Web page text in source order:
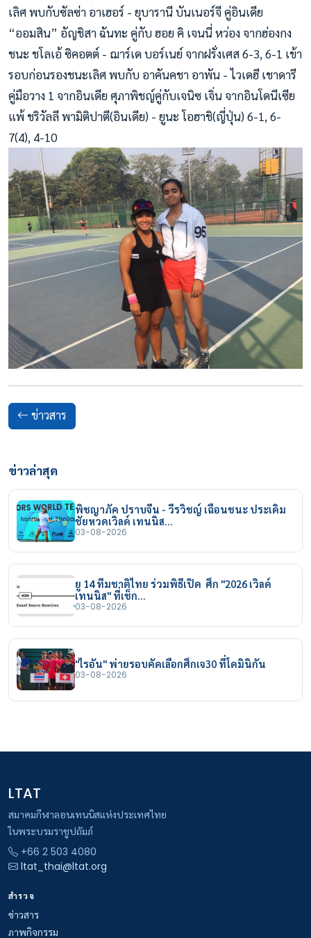
เลิศ พบกับซัลซ่า อาเฮอร์ - ยุบารานี บันเนอร์จี คู่อินเดีย
“ออมสิน” อัญชิสา ฉันทะ คู่กับ ฮอย คิ เจนนี่ หว่อง จากฮ่องกง
ชนะ ชโลเอ้ ซิคอตต์ - ฌาร์เด บอร์เนย์ จากฝรั่งเศส 6-3, 6-1 เข้า
รอบก่อนรองชนะเลิศ พบกับ อาคันคชา อาพัน - ไวเดฮี เชาดารี
คู่มือวาง 1 จากอินเดีย ศุภาพิชญ์คู่กับเจนิซ เจิ่น จากอินโดนีเซีย
แพ้ ชริวัลลี พามิติปาตี(อินเดีย) - ยูนะ โอฮาชิ(ญี่ปุ่น) 6-1, 6-
7(4), 4-10
ข่าวสาร
ข่าวล่าสุด
พิชญาภัค ปราบจีน - วีรวิชญ์ เฉือนชนะ ประเดิม
ชัยหวดเวิลด์ เทนนิส…
03-08-2026
ยู 14 ทีมชาติไทย ร่วมพิธีเปิด ศึก "2026 เวิลด์
เทนนิส" ที่เช็ก…
03-08-2026
"ไรอัน" พ่ายรอบคัดเลือกศึกเจ30 ที่โดมินิกัน
03-08-2026
LTAT
สมาคมกีฬาลอนเทนนิสแห่งประเทศไทย
ในพระบรมราชูปถัมภ์
+66 2 503 4080
ltat_thai@ltat.org
สำรวจ
ข่าวสาร
ภาพกิจกรรม